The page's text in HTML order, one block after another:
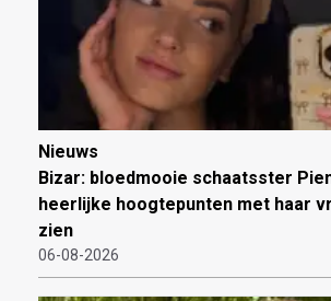
Nieuws
Bizar: bloedmooie schaatsster
heerlijke hoogtepunten met haar
zien
06-08-2026